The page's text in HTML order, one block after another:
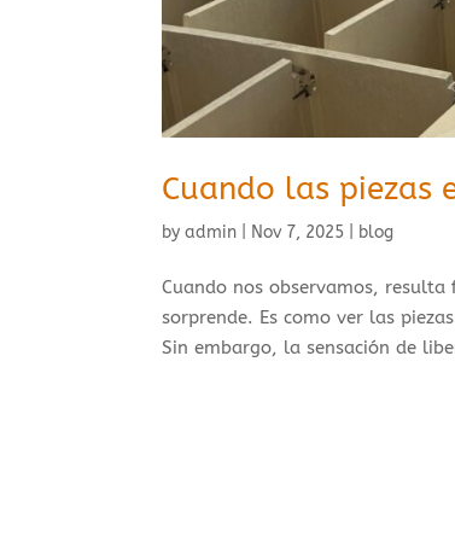
Cuando las piezas
byadmin Nov 7, 2025 blog
Cuando nos observamos,
sorprende. Es como ver las
Sin embargo, la sensación de